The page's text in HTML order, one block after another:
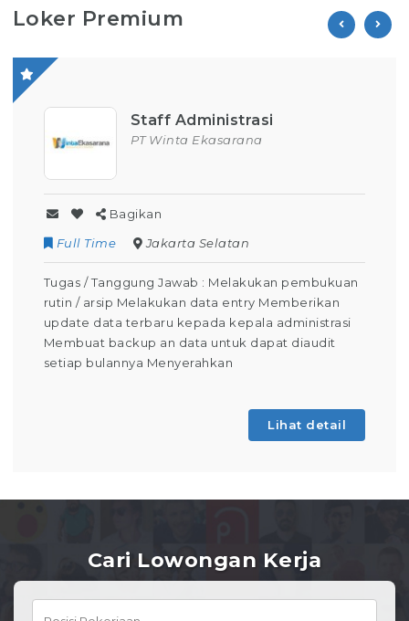
Loker Premium
Staff Administrasi
PT Winta Ekasarana
Bagikan
Full Time
Jakarta Selatan
Tugas / Tanggung Jawab : Melakukan pembukuan
rutin / arsip Melakukan data entry Memberikan
update data terbaru kepada kepala administrasi
Membuat backup an data untuk dapat diaudit
setiap bulannya Menyerahkan
Lihat detail
Cari Lowongan Kerja